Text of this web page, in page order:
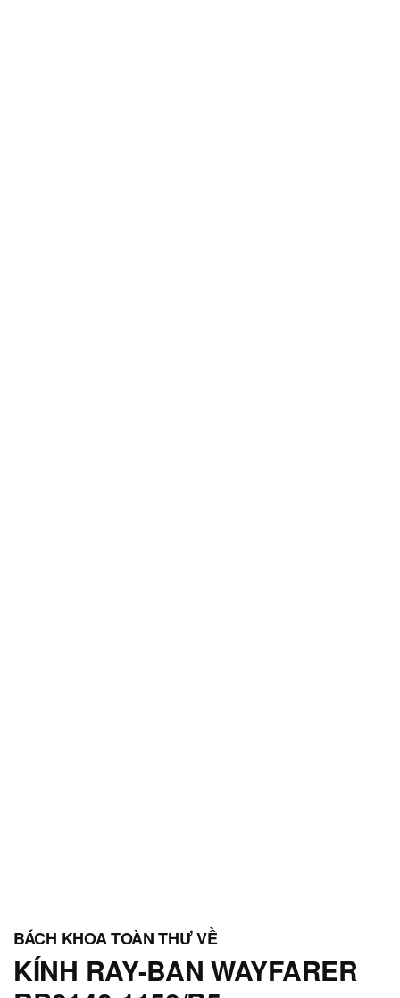
KÍNH RAY-BAN WAYFARER